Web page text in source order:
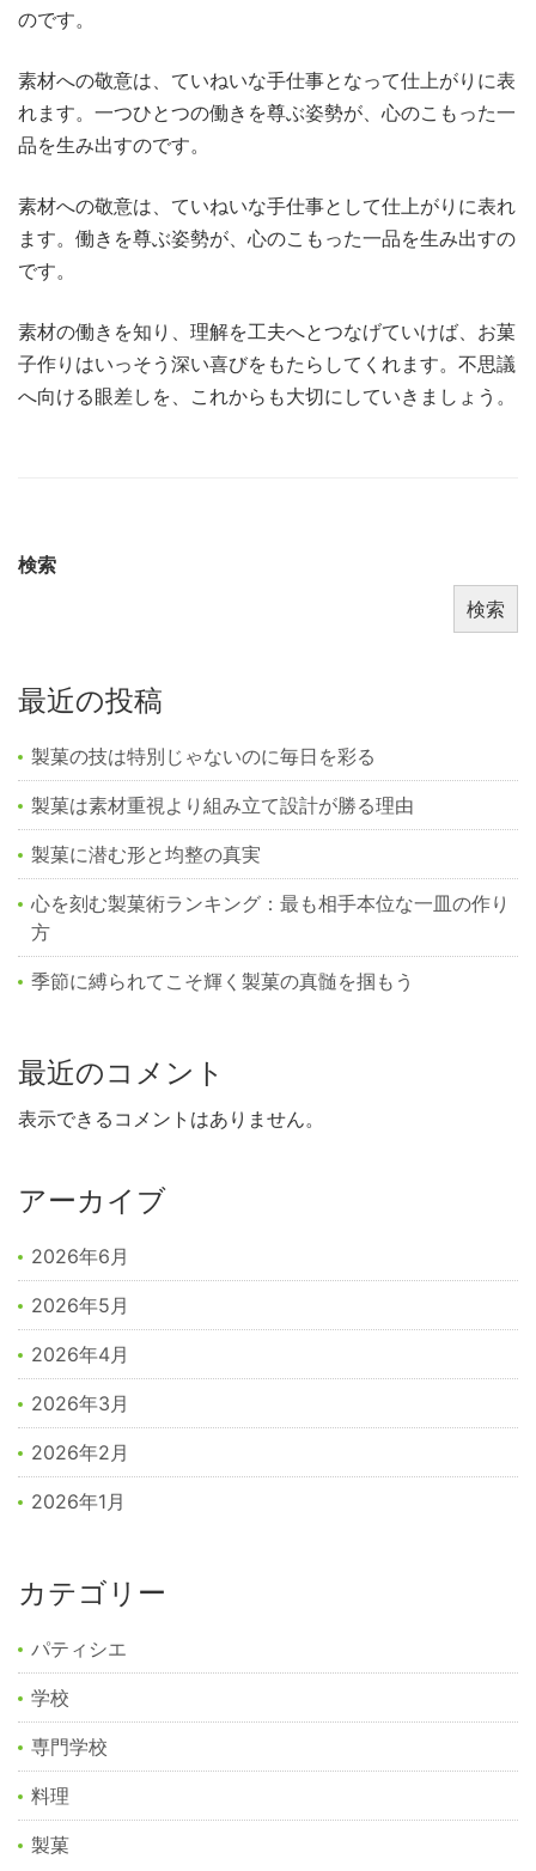
のです。
素材への敬意は、ていねいな手仕事となって仕上がりに表
れます。一つひとつの働きを尊ぶ姿勢が、心のこもった一
品を生み出すのです。
素材への敬意は、ていねいな手仕事として仕上がりに表れ
ます。働きを尊ぶ姿勢が、心のこもった一品を生み出すの
です。
素材の働きを知り、理解を工夫へとつなげていけば、お菓
子作りはいっそう深い喜びをもたらしてくれます。不思議
へ向ける眼差しを、これからも大切にしていきましょう。
検索
検索
最近の投稿
製菓の技は特別じゃないのに毎日を彩る
製菓は素材重視より組み立て設計が勝る理由
製菓に潜む形と均整の真実
心を刻む製菓術ランキング：最も相手本位な一皿の作り
方
季節に縛られてこそ輝く製菓の真髄を掴もう
最近のコメント
表示できるコメントはありません。
アーカイブ
2026年6月
2026年5月
2026年4月
2026年3月
2026年2月
2026年1月
カテゴリー
パティシエ
学校
専門学校
料理
製菓